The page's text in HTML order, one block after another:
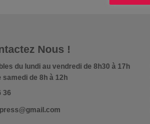
Nous !
du lundi au vendredi de 8h30 à 17h
samedi de 8h à 12h
36